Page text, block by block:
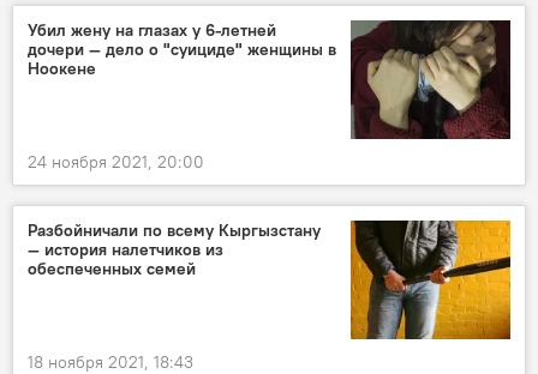
Убил жену на глазах у 6-летней
дочери — дело о "суициде" женщины в
Ноокене
24 ноября 2021, 20:00
Разбойничали по всему Кыргызстану
— история налетчиков из
обеспеченных семей
18 ноября 2021, 18:43